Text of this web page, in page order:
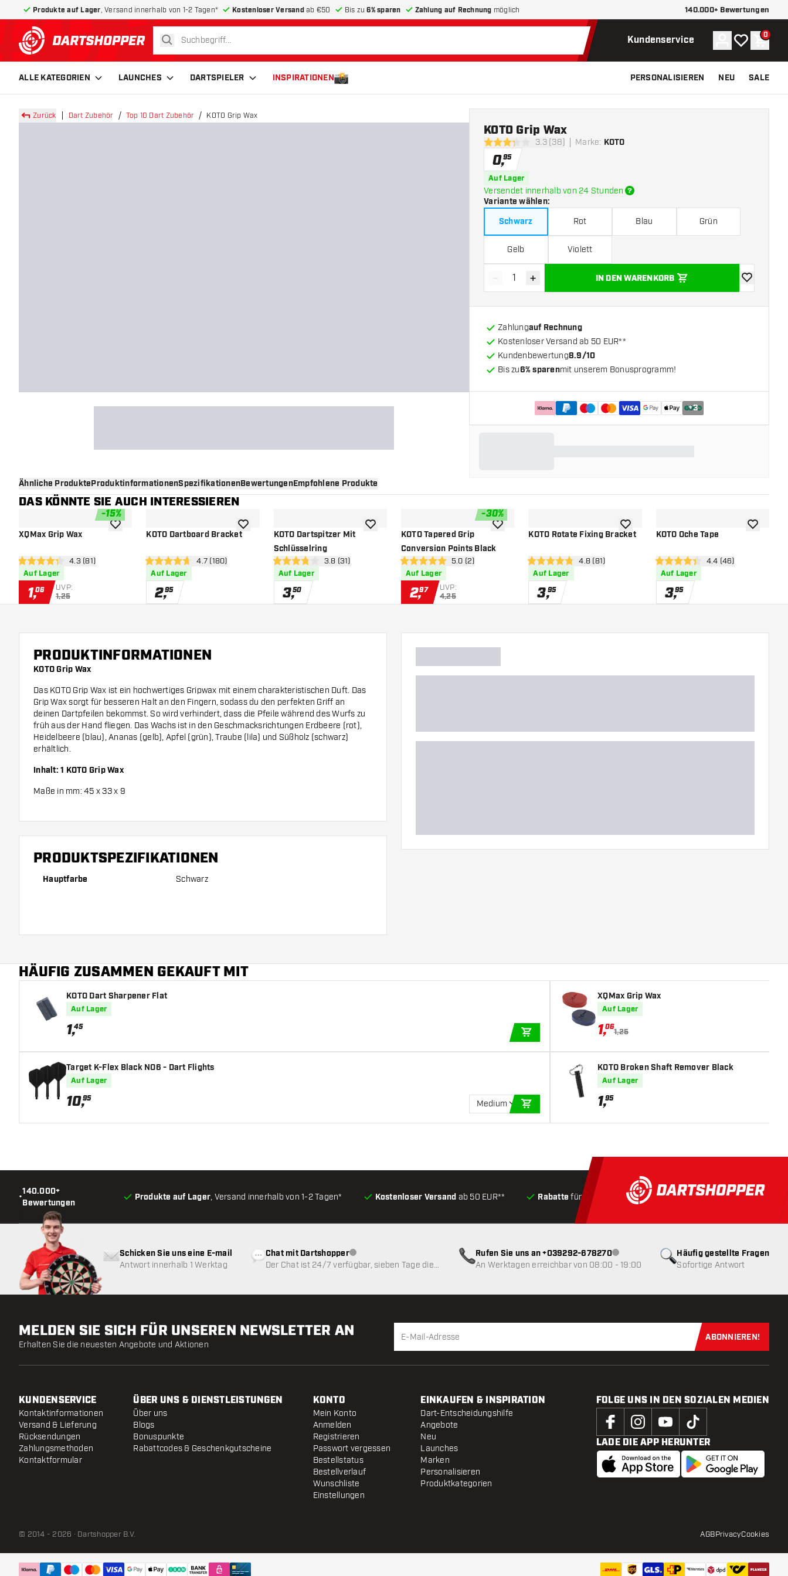
Produkte auf Lager , Versand innerhalb von 1-2 Tagen* Kostenloser Versandab €50 Bis zu6% sparen Zahlung auf Rechnung möglich 140.000+ Bewertungen
zurück zur Startseite
suchen Kundenservice Konto
Meine 0
ALLE KATEGORIEN LAUNCHES DARTSPIELER INSPIRATIONEN PERSONALISIEREN NEU SALE
Zurück Dart Zubehör Top 10 Dart Zubehör KOTO Grip Wax
3.3 Bewertungssterne
3.3 (38) Marke: KOTO
KOTO Grip Wax
0,95
Auf Lager
Versendet innerhalb von 24 Stunden
Variante wählen:
Schwarz
Rot Blau Grün
Gelb Violett
Menge verringern
- Menge erhöhen
+ IN DEN WARENKORB
Zur
Zahlungauf Rechnung
Kostenloser Versand ab 50 EUR**
Kundenbewertung8.9/10
Bis zu6% sparenmit unserem Bonusprogramm!
+3
Versendet innerhalb von 24 Stunden
0,95 IN DEN WARENKORB
Zur
Ähnliche ProdukteProduktinformationenSpezifikationenBewertungenEmpfohlene Produkte
DAS KÖNNTE SIE AUCH INTERESSIEREN
-15%
XQMax Grip Wax
Bewertungsbereich öffnen
4.3 Bewertungssterne
4.3 (81)
Auf Lager
1,06 UVP:
1,25
Zur Wunschliste hinzufügen
KOTO Dartboard Bracket
Bewertungsbereich öffnen
4.7 Bewertungssterne
4.7 (180)
Auf Lager
2,95
Zur Wunschliste hinzufügen
KOTO Dartspitzer Mit
Schlüsselring
Bewertungsbereich öffnen
3.8 Bewertungssterne
3.8 (31)
Auf Lager
3,50
Zur Wunschliste hinzufügen
-30%
KOTO Tapered Grip
Conversion Points Black
Bewertungsbereich öffnen
5 Bewertungssterne
5.0 (2)
Auf Lager
2,97 UVP:
4,25
Zur Wunschliste hinzufügen
KOTO Rotate Fixing Bracket
Bewertungsbereich öffnen
4.8 Bewertungssterne
4.8 (81)
Auf Lager
3,95
Zur Wunschliste hinzufügen
KOTO Oche Tape
Bewertungsbereich
4.4 Bewertungssterne
4.4 (46)
Auf Lager
3,95
Zur
PRODUKTINFORMATIONEN
KOTO Grip Wax
Das KOTO Grip Wax ist ein hochwertiges Gripwax mit einem charakteristischen Duft. Das
Grip Wax sorgt für besseren Halt an den Fingern, sodass du den perfekten Griff an
deinen Dartpfeilen bekommst. So wird verhindert, dass die Pfeile während des Wurfs zu
früh aus der Hand fliegen. Das Wachs ist in den Geschmacksrichtungen Erdbeere (rot),
Heidelbeere (blau), Ananas (gelb), Apfel (grün), Traube (lila) und Süßholz (schwarz)
erhältlich.
Inhalt: 1 KOTO Grip Wax
Maße in mm: 45 x 33 x 9
PRODUKTSPEZIFIKATIONEN
Hauptfarbe Schwarz
HÄUFIG ZUSAMMEN GEKAUFT MIT
KOTO Dart Sharpener Flat
Auf Lager
1,45
IN DEN WARENKORB
Target K-Flex Black NO6 - Dart Flights
Auf Lager
10,95
Medium
IN DEN WARENKORB
XQMax Grip Wax
Auf Lager
1,06
1,25
KOTO Broken Shaft Remover Black
Auf Lager
1,95
•
140.000+
Bewertungen
Produkte auf Lager, Versand innerhalb von 1-2 Tagen* Kostenloser Versand ab 50 EUR** Rabatte für Kunden Produkte auf Lager, Versand
Häufig gestellte Fragen
Sofortige Antwort
Schicken Sie uns eine E-mail
Antwort innerhalb 1 Werktag
Chat mit DartshopperKundenservice nicht verfügbar
Der Chat ist 24/7 verfügbar, sieben Tage die
Rufen Sie uns an +039292-678270Kundenservice nicht verfügbar
An Werktagen erreichbar von 08:00 - 19:00
MELDEN SIE SICH FÜR UNSEREN NEWSLETTER AN
Erhalten Sie die neuesten Angebote und Aktionen
Jetzt für
ABONNIEREN!
KUNDENSERVICE
Kontaktinformationen
Versand & Lieferung
Rücksendungen
Zahlungsmethoden
Kontaktformular
ÜBER UNS & DIENSTLEISTUNGEN
Über uns
Blogs
Bonuspunkte
Rabattcodes & Geschenkgutscheine
KONTO
Mein Konto
Anmelden
Registrieren
Passwort vergessen
Bestellstatus
Bestellverlauf
Wunschliste
Einstellungen
EINKAUFEN & INSPIRATION
Dart-Entscheidungshilfe
Angebote
Neu
Launches
Marken
Personalisieren
Produktkategorien
FOLGE UNS IN DEN SOZIALEN MEDIEN
LADE DIE APP HERUNTER
© 2014 - 2026 · Dartshopper B.V. AGBPrivacyCookies